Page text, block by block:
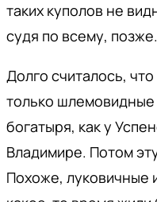
таких куполов не
судя по всему, позже.
Долго считалось,
только
богатыря, как у
Владимире. Потом
Похоже, луковичные